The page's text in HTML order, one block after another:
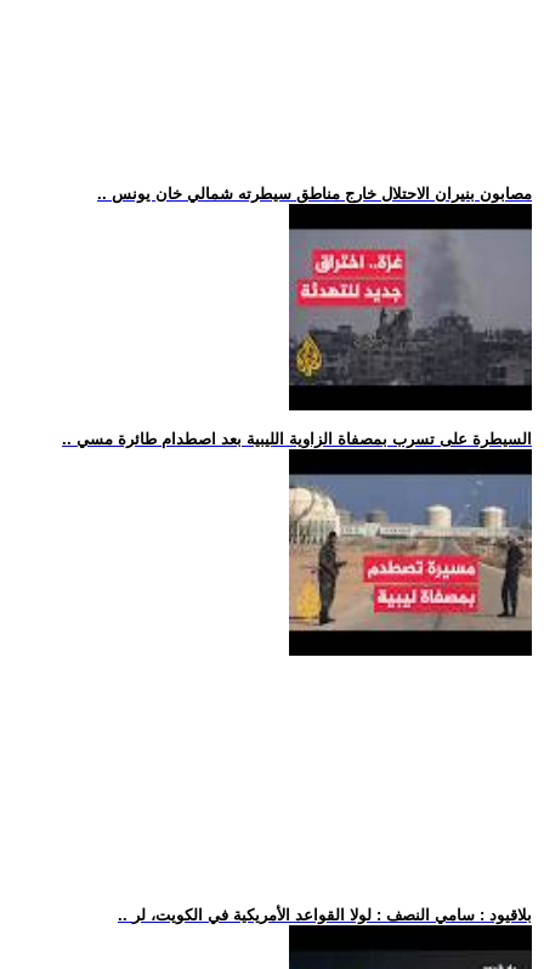
.. مصابون بنيران الاحتلال خارج مناطق سيطرته شمالي خان يونس
.. السيطرة على تسرب بمصفاة الزاوية الليبية بعد اصطدام طائرة مسي
.. بلاقيود : سامي النصف : لولا القواعد الأمريكية في الكويت، لر